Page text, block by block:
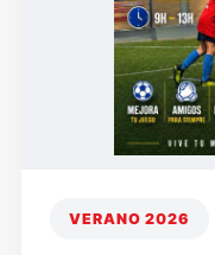
VERANO 2026